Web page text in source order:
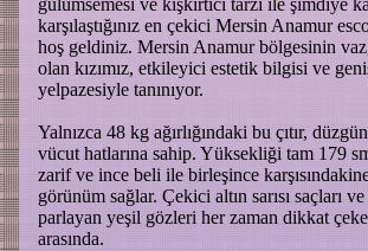
gülümsemesi ve kışkırtıcı tarzı ile şimdiye
karşılaştığınız en çekici Mersin Anamur
hoş geldiniz. Mersin Anamur bölgesinin
olan kızımız, etkileyici estetik bilgisi ve
yelpazesiyle tanınıyor.
Yalnızca 48 kg ağırlığındaki bu çıtır,
vücut hatlarına sahip. Yüksekliği tam 179
zarif ve ince beli ile birleşince
görünüm sağlar. Çekici altın sarısı saçları ve
parlayan yeşil gözleri her zaman dikkat
arasında.